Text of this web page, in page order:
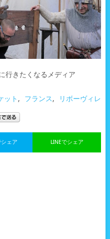
きたくなるメディア
ット , フランス, リボーヴィレ
LINEでシェア
ェア